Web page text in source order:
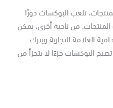
تلعب البوكسات دورًا
من ناحية أخرى، يمكن
التجارية ويترك
جزءًا لا يتجزأ من